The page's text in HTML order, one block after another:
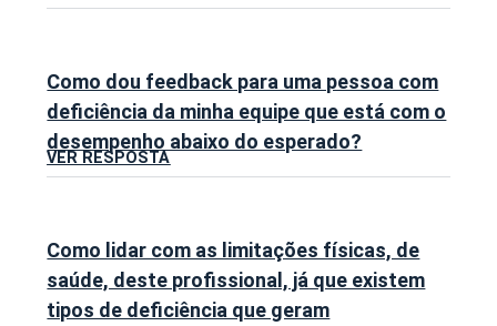
Como dou feedback para uma pessoa com
deficiência da minha equipe que está com o
desempenho abaixo do esperado?
VER RESPOSTA
Como lidar com as limitações físicas, de
saúde, deste profissional, já que existem
tipos de deficiência que geram